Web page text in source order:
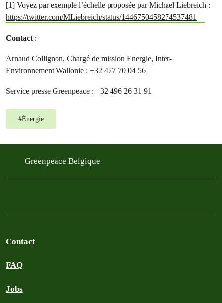
[1] Voyez par exemple l’échelle proposée par Michael Liebreich :
https://twitter.com/MLiebreich/status/1446750458274537481
Contact :
Arnaud Collignon, Chargé de mission Energie, Inter-
Environnement Wallonie : +32 477 70 04 56
Service presse Greenpeace : +32 496 26 31 91
#Énergie
Greenpeace Belgique
Contact
FAQ
Jobs